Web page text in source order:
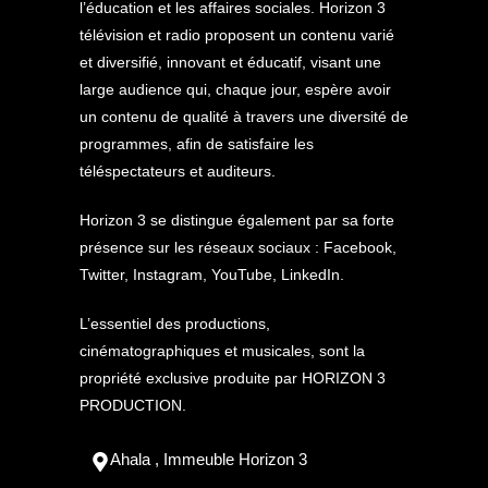
l’éducation et les affaires sociales. Horizon 3
télévision et radio proposent un contenu varié
et diversifié, innovant et éducatif, visant une
large audience qui, chaque jour, espère avoir
un contenu de qualité à travers une diversité de
programmes, afin de satisfaire les
téléspectateurs et auditeurs.
Horizon 3 se distingue également par sa forte
présence sur les réseaux sociaux : Facebook,
Twitter, Instagram, YouTube, LinkedIn.
L’essentiel des productions,
cinématographiques et musicales, sont la
propriété exclusive produite par HORIZON 3
PRODUCTION.
Ahala , Immeuble Horizon 3